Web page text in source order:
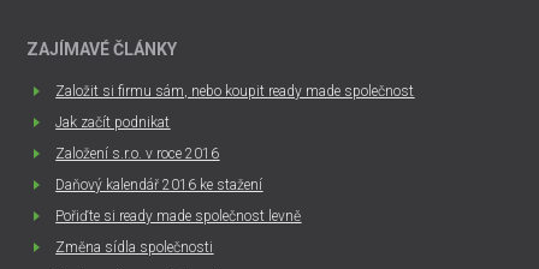
ZAJÍMAVÉ ČLÁNKY
Založit si firmu sám, nebo koupit ready made společnost
Jak začít podnikat
Založení s.r.o. v roce 2016
Daňový kalendář 2016 ke stažení
Pořiďte si ready made společnost levně
Změna sídla společnosti